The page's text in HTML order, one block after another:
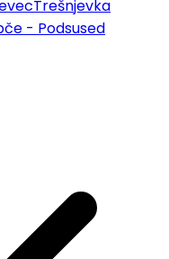
Trešnjevka
- Podsused